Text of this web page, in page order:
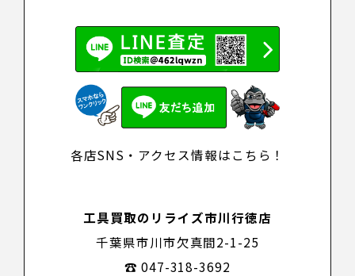
各店SNS・アクセス情報はこちら！
工具買取のリライズ市川行徳店
千葉県市川市欠真間2-1-25
☎ 047-318-3692